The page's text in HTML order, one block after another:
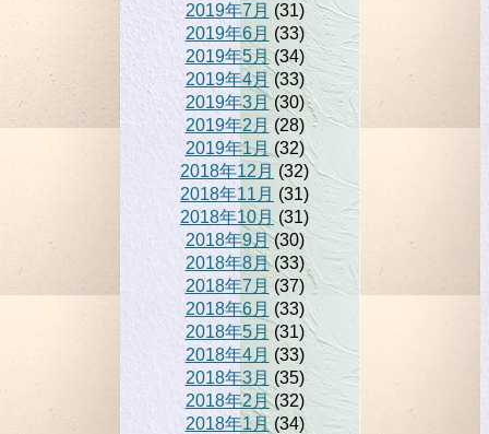
2019年7月 (31)
2019年6月 (33)
2019年5月(34)
2019年4月(33)
2019年3月(30)
2019年2月(28)
2019年1月 (32)
2018年12月 (32)
2018年11月 (31)
2018年10月(31)
2018年9月(30)
2018年8月(33)
2018年7月 (37)
2018年6月 (33)
2018年5月 (31)
2018年4月 (33)
2018年3月 (35)
2018年2月(32)
2018年1月(34)